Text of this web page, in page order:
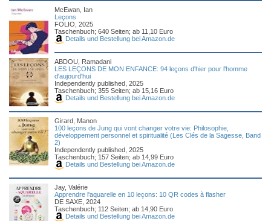
McEwan, Ian
Leçons
FOLIO, 2025
Taschenbuch; 640 Seiten; ab 11,10 Euro
Details und Bestellung bei Amazon.de
ABDOU, Ramadani
LES LEÇONS DE MON ENFANCE: 94 leçons d'hier pour l'homme
d'aujourd'hui
Independently published, 2025
Taschenbuch; 355 Seiten; ab 15,16 Euro
Details und Bestellung bei Amazon.de
Girard, Manon
100 leçons de Jung qui vont changer votre vie: Philosophie,
développement personnel et spiritualité (Les Clés de la Sagesse, Band
2)
Independently published, 2025
Taschenbuch; 157 Seiten; ab 14,99 Euro
Details und Bestellung bei Amazon.de
Jay, Valérie
Apprendre l'aquarelle en 10 leçons: 10 QR codes à flasher
DE SAXE, 2024
Taschenbuch; 112 Seiten; ab 14,90 Euro
Details und Bestellung bei Amazon.de